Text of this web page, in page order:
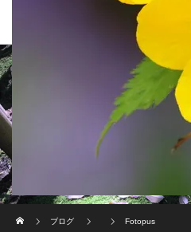
現代のサムライ
ブログ
Fotopus